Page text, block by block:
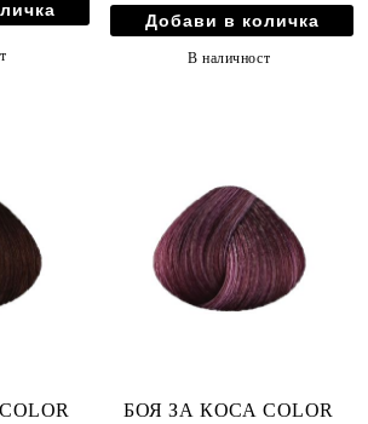
В наличност
БОЯ ЗА КОСА COLOR